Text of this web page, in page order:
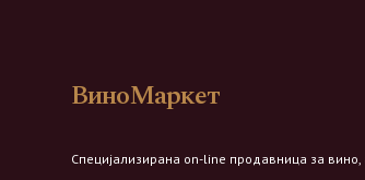
ВиноМаркет
Специјализирана on-line продавница за вино,